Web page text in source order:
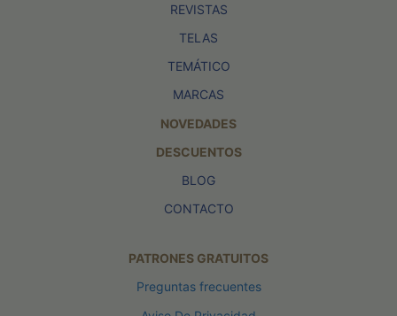
REVISTAS
TELAS
TEMÁTICO
MARCAS
NOVEDADES
DESCUENTOS
BLOG
CONTACTO
PATRONES GRATUITOS
Preguntas frecuentes